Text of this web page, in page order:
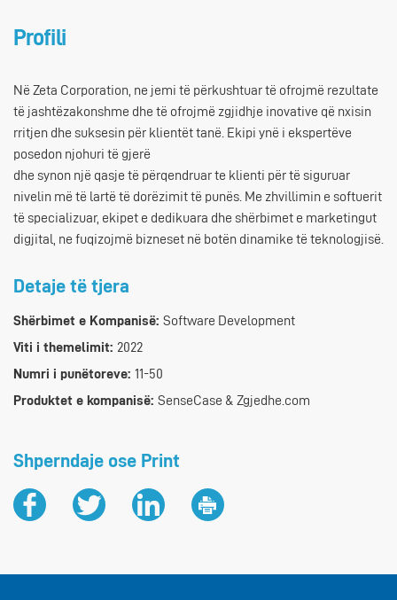
Profili
Në Zeta Corporation, ne jemi të përkushtuar të ofrojmë rezultate
të jashtëzakonshme dhe të ofrojmë zgjidhje inovative që nxisin
rritjen dhe suksesin për klientët tanë. Ekipi ynë i ekspertëve
posedon njohuri të gjerë
dhe synon një qasje të përqendruar te klienti për të siguruar
nivelin më të lartë të dorëzimit të punës. Me zhvillimin e softuerit
të specializuar, ekipet e dedikuara dhe shërbimet e marketingut
digjital, ne fuqizojmë bizneset në botën dinamike të teknologjisë.
Detaje të tjera
Shërbimet e Kompanisë: Software Development
Viti i themelimit: 2022
Numri i punëtoreve: 11-50
Produktet e kompanisë: SenseCase & Zgjedhe.com
Shperndaje ose Print